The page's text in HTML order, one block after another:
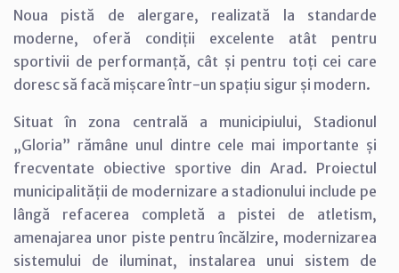
Noua pistă de alergare, realizată la standarde
moderne, oferă condiții excelente atât pentru
sportivii de performanță, cât și pentru toți cei care
doresc să facă mișcare într-un spațiu sigur și modern.
Situat în zona centrală a municipiului, Stadionul
„Gloria” rămâne unul dintre cele mai importante și
frecventate obiective sportive din Arad. Proiectul
municipalității de modernizare a stadionului include pe
lângă refacerea completă a pistei de atletism,
amenajarea unor piste pentru încălzire, modernizarea
sistemului de iluminat, instalarea unui sistem de